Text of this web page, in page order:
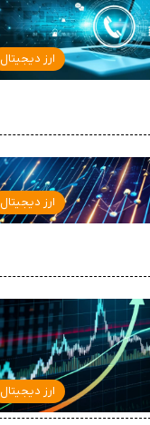
ارز دیجیتال
ارز دیجیتال
ارز دیجیتال